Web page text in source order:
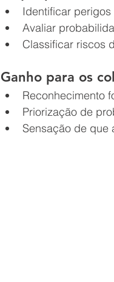
Identificar
Avaliar
Classificar riscos
Ganho para os
Reconhecimento
Priorização de
Sensação de que